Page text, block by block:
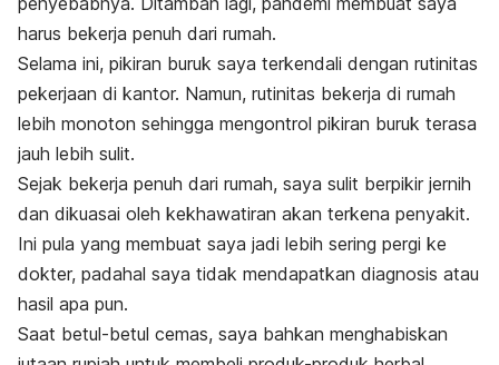
harus bekerja penuh dari rumah.
Selama ini, pikiran buruk saya terkendali dengan rutinitas
pekerjaan di kantor. Namun, rutinitas bekerja di rumah
lebih monoton sehingga mengontrol pikiran buruk terasa
jauh lebih sulit.
Sejak bekerja penuh dari rumah, saya sulit berpikir jernih
dan dikuasai oleh kekhawatiran akan terkena penyakit.
Ini pula yang membuat saya jadi lebih sering pergi ke
dokter, padahal saya tidak mendapatkan diagnosis atau
hasil apa pun.
Saat betul-betul cemas, saya bahkan menghabiskan